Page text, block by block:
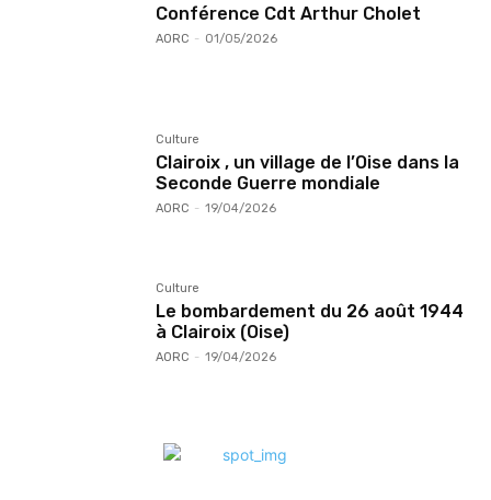
Conférence Cdt Arthur Cholet
AORC - 01/05/2026
Culture
Clairoix , un village de l’Oise dans la
Seconde Guerre mondiale
AORC - 19/04/2026
Culture
Le bombardement du 26 août 1944
à Clairoix (Oise)
AORC - 19/04/2026